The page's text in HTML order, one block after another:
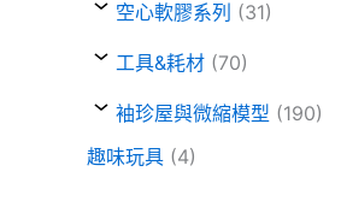
空心軟膠系列 (31)
工具&耗材 (70)
袖珍屋與微縮模型 (190)
趣味玩具 (4)